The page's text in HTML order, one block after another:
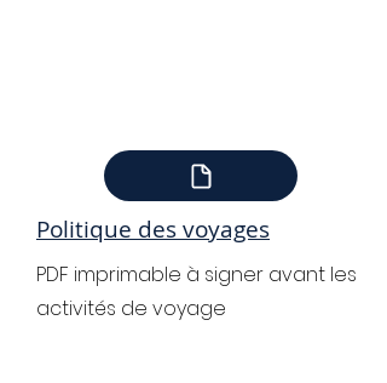
Politique des voyages
PDF imprimable à signer avant les
activités de voyage